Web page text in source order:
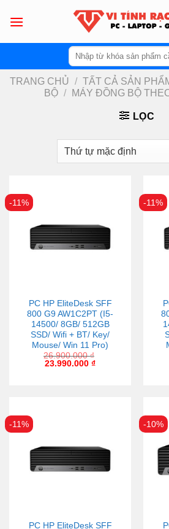
Tìm
kiếm:
TRANG CHỦ / TẤT CẢ SẢN
BỘ / MÁY ĐỒNG BỘ
LỌC
-11%
PC HP EliteDesk SFF
800 G9 AW1C2PT (I5-
14500/ 8GB/ 512GB
SSD/ Wifi + BT/ Key/
Mouse/ Win 11 Pro)
26.900.000₫
23.990.000 ₫
-11%
-11%
PC HP EliteDesk SFF
-10%